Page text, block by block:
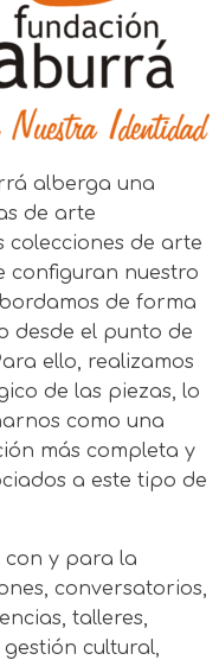
alberga una
de arte
colecciones de arte
configuran nuestro
de forma
desde el punto de
ello, realizamos
de las piezas, lo
como una
más completa y
a este tipo de
con y para la
conversatorios,
talleres,
cultural,